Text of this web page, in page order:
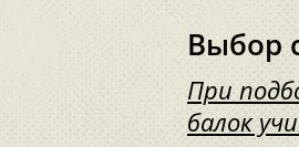
Выбор
При
балок